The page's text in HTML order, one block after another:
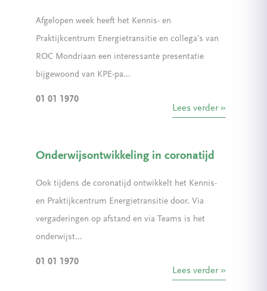
Afgelopen week heeft het Kennis- en
Praktijkcentrum Energietransitie en collega's van
ROC Mondriaan een interessante presentatie
bijgewoond van KPE-pa...
01 01 1970
Lees verder
Onderwijsontwikkeling in coronatijd
Ook tijdens de coronatijd ontwikkelt het Kennis-
en Praktijkcentrum Energietransitie door. Via
vergaderingen op afstand en via Teams is het
onderwijst...
01 01 1970
Lees verder